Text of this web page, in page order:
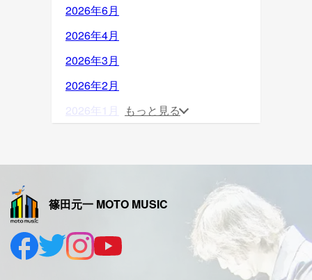
2026年6月
2026年4月
2026年3月
2026年2月
2026年1月
2025年9月
2025年8月
2025年7月
もっと見る
篠田元一 MOTO MUSIC